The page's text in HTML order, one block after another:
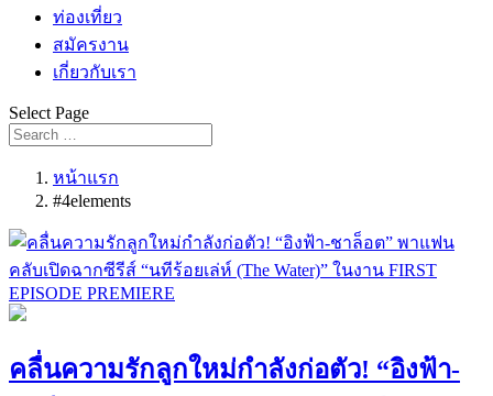
ท่องเที่ยว
สมัครงาน
เกี่ยวกับเรา
Select Page
หน้าแรก
#4elements
คลื่นความรักลูกใหม่กำลังก่อตัว! “อิงฟ้า-